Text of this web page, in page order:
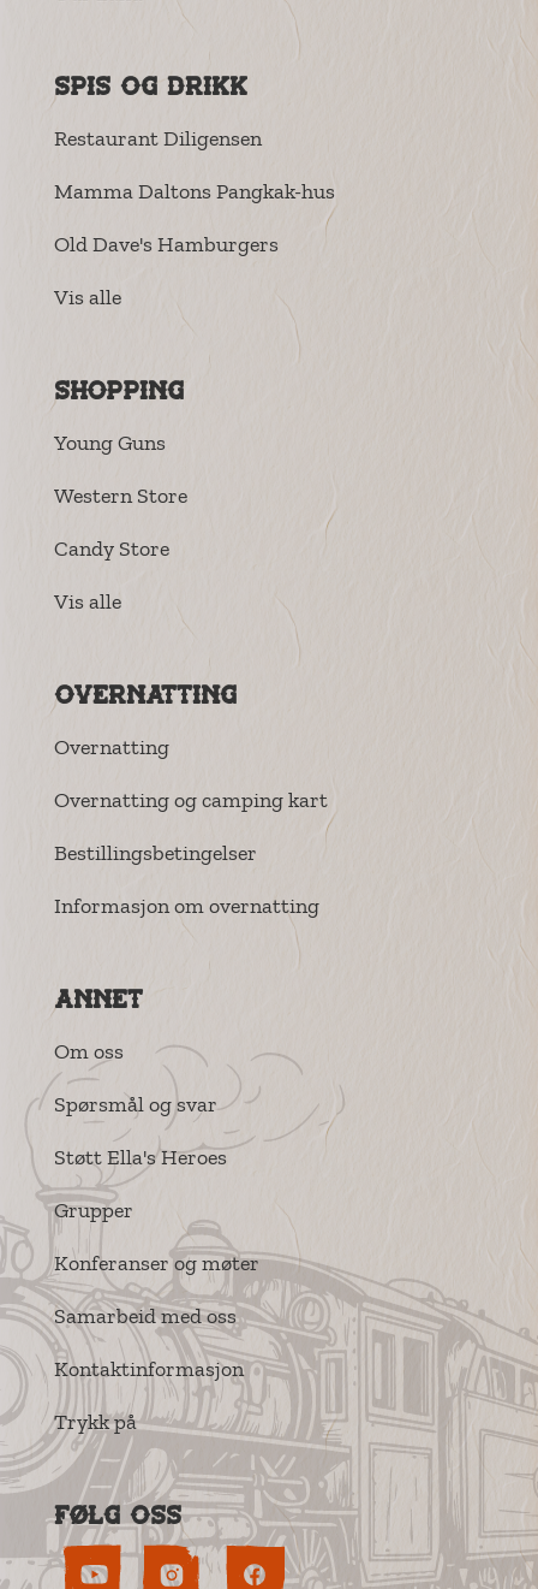
Spis og drikk
Restaurant Diligensen
Mamma Daltons Pangkak-hus
Old Dave's Hamburgers
Vis alle
Shopping
Young Guns
Western Store
Candy Store
Vis alle
Overnatting
Overnatting
Overnatting og camping kart
Bestillingsbetingelser
Informasjon om overnatting
Annet
Om oss
Spørsmål og svar
Støtt Ella's Heroes
Grupper
Konferanser og møter
Samarbeid med oss
Kontaktinformasjon
Trykk på
Følg oss